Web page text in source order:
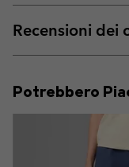
Recensioni dei
Potrebbero